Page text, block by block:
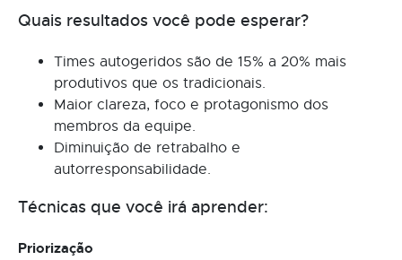
Quais resultados você pode esperar?
Times autogeridos são de 15% a 20% mais
produtivos que os tradicionais.
Maior clareza, foco e protagonismo dos
membros da equipe.
Diminuição de retrabalho e
autorresponsabilidade.
Técnicas que você irá aprender:
Priorização